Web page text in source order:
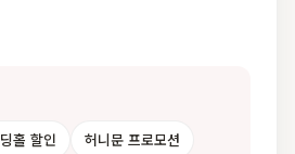
홀 할인
허니문 프로모션